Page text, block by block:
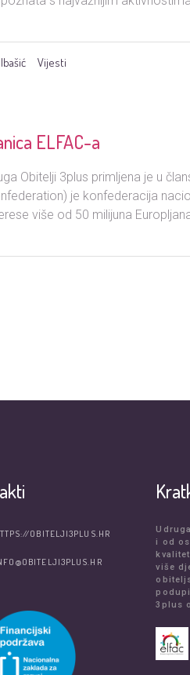
Vijesti
ELFAC-a
Obitelji 3plus primljena je u
je konfederacija
više od 50 milijuna
OBITELJI3PLUS.HR
i od
više
3plus